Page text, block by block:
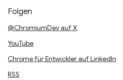
Folgen
@ChromiumDev auf X
YouTube
Chrome für Entwickler auf LinkedIn
RSS